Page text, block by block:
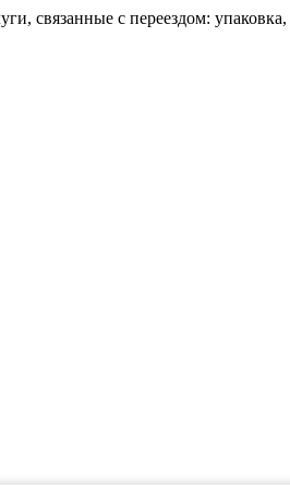
связанные с переездом: